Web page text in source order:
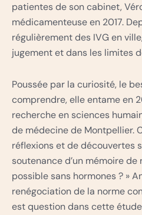
patientes de son cabinet,
médicamenteuse en 2017.
régulièrement des IVG en
jugement et dans les limites
Poussée par la curiosité, le
comprendre, elle entame en
recherche en sciences
de médecine de Montpellier.
réflexions et de découvertes
soutenance d’un mémoire de
possible sans hormones ? »
renégociation de la norme
est question dans cette